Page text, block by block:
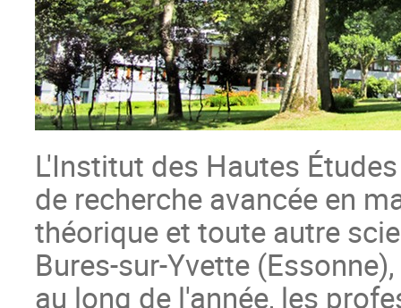
L'Institut des Hautes
de recherche avancée en
théorique et toute autre
Bures-sur-Yvette
au long de l'année, les